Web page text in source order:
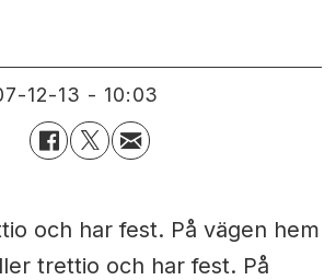
12-13 - 10:03
och har fest. På vägen hem
trettio och har fest. På